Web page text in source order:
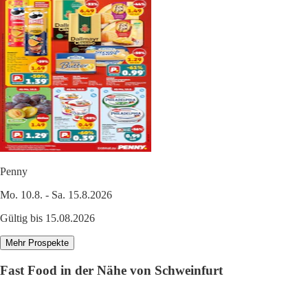
Penny
Mo. 10.8. - Sa. 15.8.2026
Gültig bis 15.08.2026
Mehr Prospekte
Fast Food in der Nähe von Schweinfurt